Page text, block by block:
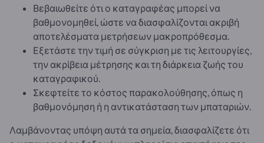
Βεβαιωθείτε ότι ο καταγραφέας μπορεί να
βαθμονομηθεί, ώστε να διασφαλίζονται ακριβή
αποτελέσματα μετρήσεων μακροπρόθεσμα.
Εξετάστε την τιμή σε σύγκριση με τις λειτουργίες,
την ακρίβεια μέτρησης και τη διάρκεια ζωής του
καταγραφικού.
Σκεφτείτε το κόστος παρακολούθησης, όπως η
βαθμονόμηση ή η αντικατάσταση των μπαταριών.
Λαμβάνοντας υπόψη αυτά τα σημεία, διασφαλίζετε ότι